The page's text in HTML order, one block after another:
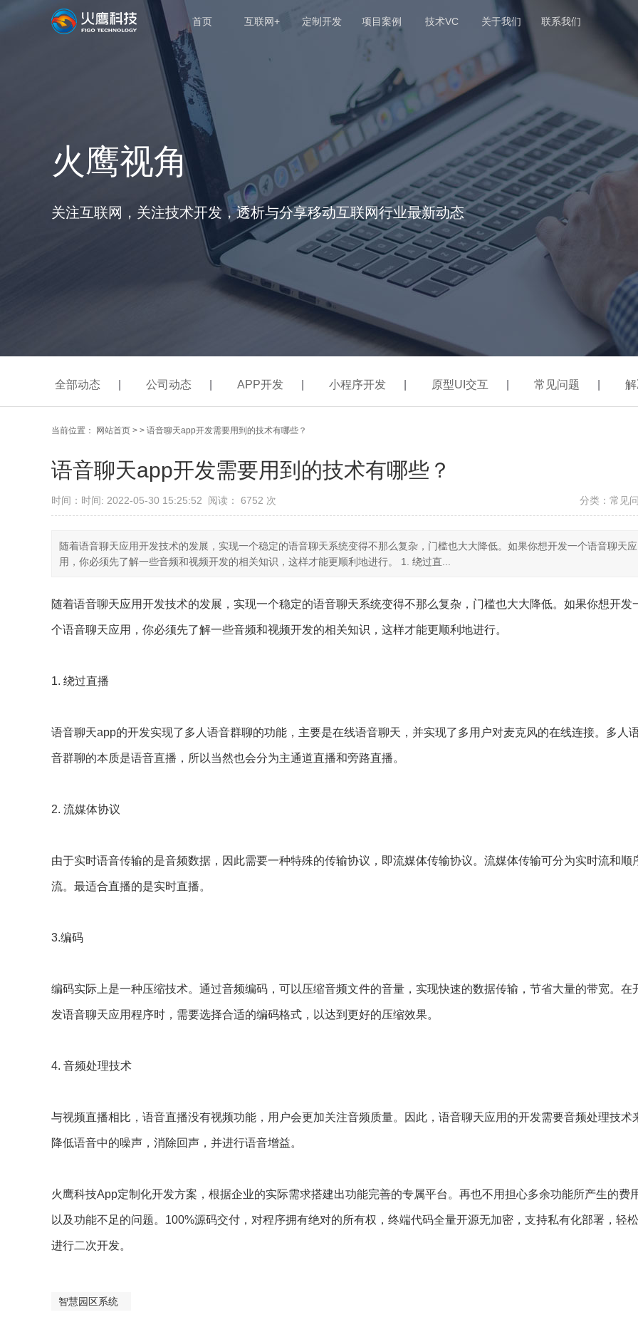
首页 互联网+ 定制开发 项目案例 技术VC 关于我们 联系我们
火鹰视角
关注互联网，关注技术开发，透析与分享移动互联网行业最新动态
全部动态 公司动态 APP开发 小程序开发 原型UI交互 常见问题
当前位置： 网站首页 > > 语音聊天app开发需要用到的技术有哪些？
语音聊天app开发需要用到的技术有哪些？
时间：时间: 2022-05-30 15:25:52 阅读： 6752 次 分类：常见
随着语音聊天应用开发技术的发展，实现一个稳定的语音聊天系统变得不那么复杂，门槛也大大降低。如果你想开发一个语音聊天应
用，你必须先了解一些音频和视频开发的相关知识，这样才能更顺利地进行。 1. 绕过直...
随着语音聊天应用开发技术的发展，实现一个稳定的语音聊天系统变得不那么复杂，门槛也大大降低。如果你想开发
个语音聊天应用，你必须先了解一些音频和视频开发的相关知识，这样才能更顺利地进行。
1. 绕过直播
语音聊天app的开发实现了多人语音群聊的功能，主要是在线语音聊天，并实现了多用户对麦克风的在线连接。多人
音群聊的本质是语音直播，所以当然也会分为主通道直播和旁路直播。
2. 流媒体协议
由于实时语音传输的是音频数据，因此需要一种特殊的传输协议，即流媒体传输协议。流媒体传输可分为实时流和顺
流。最适合直播的是实时直播。
3.编码
编码实际上是一种压缩技术。通过音频编码，可以压缩音频文件的音量，实现快速的数据传输，节省大量的带宽。在
发语音聊天应用程序时，需要选择合适的编码格式，以达到更好的压缩效果。
4. 音频处理技术
与视频直播相比，语音直播没有视频功能，用户会更加关注音频质量。因此，语音聊天应用的开发需要音频处理技术
降低语音中的噪声，消除回声，并进行语音增益。
火鹰科技App定制化开发方案，根据企业的实际需求搭建出功能完善的专属平台。再也不用担心多余功能所产生的费
以及功能不足的问题。100%源码交付，对程序拥有绝对的所有权，终端代码全量开源无加密，支持私有化部署，轻松
进行二次开发。
智慧园区系统